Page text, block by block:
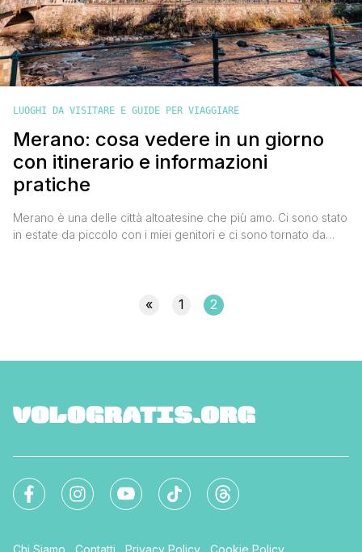
LUOGHI DA VISITARE E GUIDE PER VIAGGIARE
Merano: cosa vedere in un giorno
con itinerario e informazioni
pratiche
Merano è una delle città altoatesine che più amo. Ci sono stato
in estate da piccolo con i miei genitori e ci sono tornato da
« 1 2